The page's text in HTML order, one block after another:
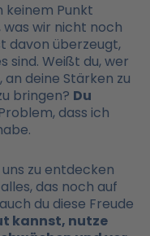
keinem Punkt
was wir nicht noch
davon überzeugt,
sind. Weißt du, wer
deine Stärken zu
bringen? Du
dass ich
zu entdecken
das noch auf
du diese Freude
kannst, nutze